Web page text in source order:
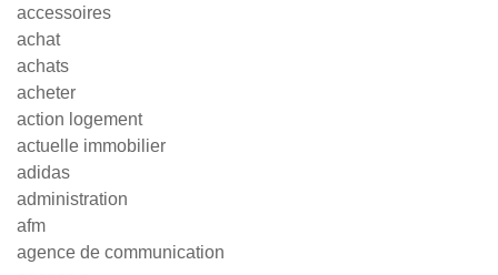
accessoires
achat
achats
acheter
action logement
actuelle immobilier
adidas
administration
afm
agence de communication